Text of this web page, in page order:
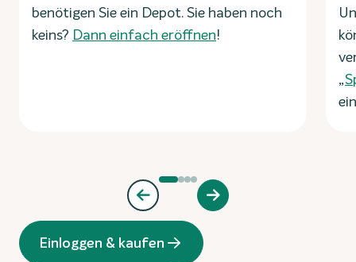
benötigen Sie ein Depot. Sie haben noch
keins? Dann einfach eröffnen!
„
Einloggen & kaufen